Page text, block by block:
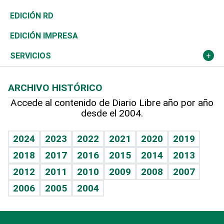
Ocenanía
Caribe
Resto del mundo
Telecom.
Global y variable
Economía personal
Sociales
Novedades
Podcast Arte Libre
Hablando con el pediatra
Vida y familia
Eñe
Celebrando la vida
Sin complejos
En pocas palabras
Tenis
Olimpismo
Más deportes
Línea de hit
TBT Deportivo
El Espía
Noticiero Poteleche
Columnistas
Historia
Martes de tecnología
Cambio climático
Revista
Deportes
Opinión
Hecho en casa
Guía del dinero
EDICIÓN RD
EDICIÓN IMPRESA
SERVICIOS
Cumpleaños
Horóscopos
Crucigramas
ARCHIVO HISTÓRICO
Accede al contenido de Diario Libre año por año
desde el 2004.
2024 2023 2022 2021 2020
2019
2018
2017 2016 2015 2014
2013
2012
2011 2010 2009 2008
2007
2006
2005 2004